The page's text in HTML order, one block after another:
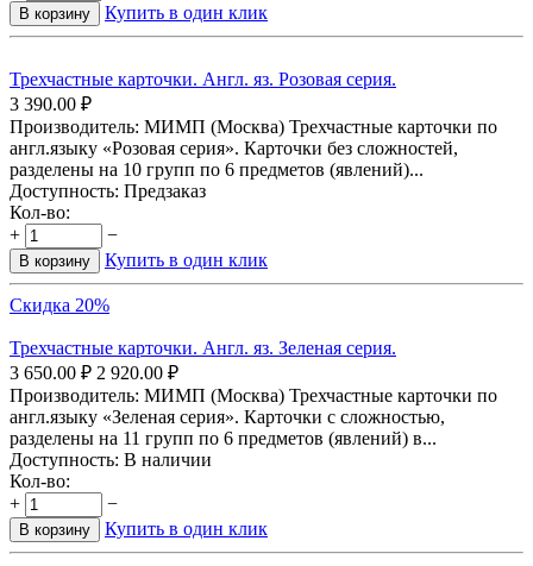
В корзину Купить в один клик
Трехчастные карточки. Англ. яз. Розовая серия.
3 390.00 ₽
Производитель: МИМП (Москва) Трехчастные карточки по
англ.языку «Розовая серия». Карточки без сложностей,
разделены на 10 групп по 6 предметов (явлений)...
Доступность: Предзаказ
Кол-во:
+
−
В корзину Купить в один клик
Скидка 20%
Трехчастные карточки. Англ. яз. Зеленая серия.
3 650.00 ₽ 2 920.00 ₽
Производитель: МИМП (Москва) Трехчастные карточки по
англ.языку «Зеленая серия». Карточки с сложностью,
разделены на 11 групп по 6 предметов (явлений) в...
Доступность: В наличии
Кол-во:
+
−
В корзину Купить в один клик